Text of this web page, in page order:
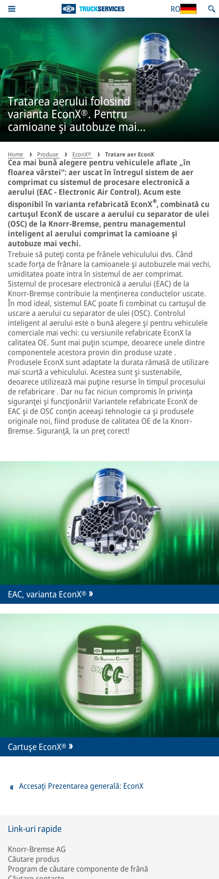
RO
Tratarea aerului folosind
varianta EconX®. Pentru
camioane şi autobuze mai
vechi.
Home Produse EconX® Tratare aer EconX
Cea mai bună alegere pentru vehiculele aflate „în
floarea vârstei”: aer uscat în întregul sistem de aer
comprimat cu sistemul de procesare electronică a
aerului (EAC - Electronic Air Control). Acum este
disponibil în varianta refabricată EconX®, combinată cu
cartuşul EconX de uscare a aerului cu separator de ulei
(OSC) de la Knorr-Bremse, pentru managementul
inteligent al aerului comprimat la camioane şi
autobuze mai vechi.
Trebuie să puteţi conta pe frânele vehiculului dvs. Când
scade forţa de frânare la camioanele şi autobuzele mai vechi,
umiditatea poate intra în sistemul de aer comprimat.
Sistemul de procesare electronică a aerului (EAC) de la
Knorr-Bremse contribuie la menţinerea conductelor uscate.
În mod ideal, sistemul EAC poate fi combinat cu cartuşul de
uscare a aerului cu separator de ulei (OSC). Controlul
inteligent al aerului este o bună alegere şi pentru vehiculele
comerciale mai vechi: cu versiunile refabricate EconX la
calitatea OE. Sunt mai puţin scumpe, deoarece unele dintre
componentele acestora provin din produse uzate .
Produsele EconX sunt adaptate la durata rămasă de utilizare
mai scurtă a vehiculului. Acestea sunt şi sustenabile,
deoarece utilizează mai puţine resurse în timpul procesului
de refabricare . Dar nu fac niciun compromis în privinţa
siguranţei şi funcţionării! Variantele refabricate EconX de
EAC şi de OSC conţin aceeaşi tehnologie ca şi produsele
originale noi, fiind produse de calitatea OE de la Knorr-
Bremse. Siguranţă, la un preţ corect!
EAC, varianta EconX®
Cartuşe EconX®
Accesaţi Prezentarea generală: EconX
Link-uri rapide
Knorr-Bremse AG
Căutare produs
Program de căutare componente de frână